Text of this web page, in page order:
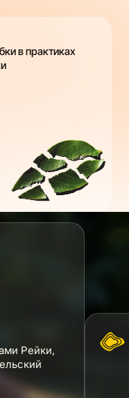
в практиках
Рейки,